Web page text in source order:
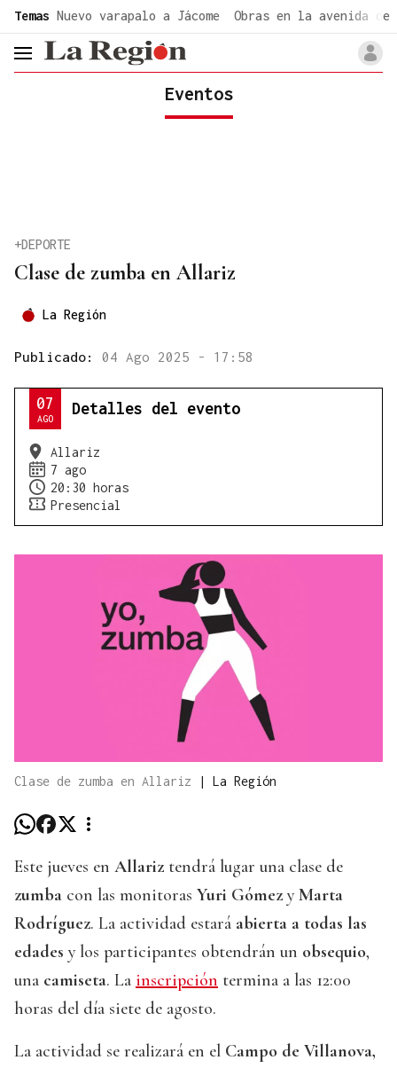
Temas Nuevo varapalo a Jácome Obras en la avenida de
header.menu.open
Eventos
Clase de zumba en Allariz
+DEPORTE
La Región
Publicado: 04 Ago 2025 - 17:58
07
AGO
Detalles del evento
Allariz
7 ago
20:30 horas
Presencial
Clase de zumba en Allariz | La Región
Este jueves en Allariz tendrá lugar una clase de
zumba con las monitoras Yuri Gómez yMarta
Rodríguez. La actividad estará abierta a todas las
edades y los participantes obtendrán un obsequio,
una camiseta. La inscripción termina a las 12:00
horas del día siete de agosto.
La actividad se realizará en el Campo de Villanova,